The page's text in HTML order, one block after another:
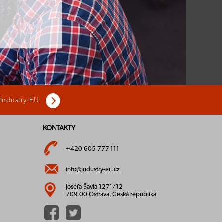
EU
KONTAKTY
+420 605 777 111
info@industry-eu.cz
Josefa Šavla 1271/12
709 00 Ostrava, Česká republika